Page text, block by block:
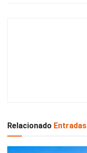
Relacionado Entradas